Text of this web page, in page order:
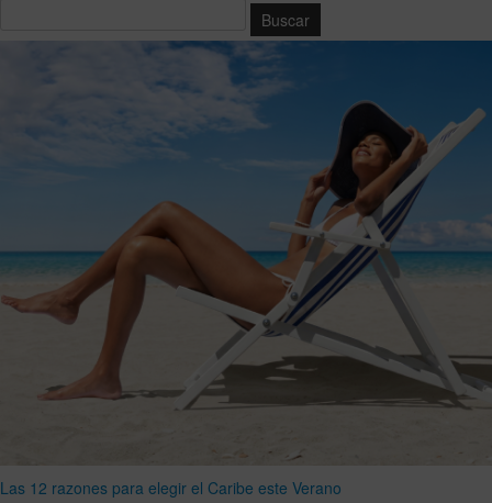
Las 12 razones para elegir el Caribe este Verano